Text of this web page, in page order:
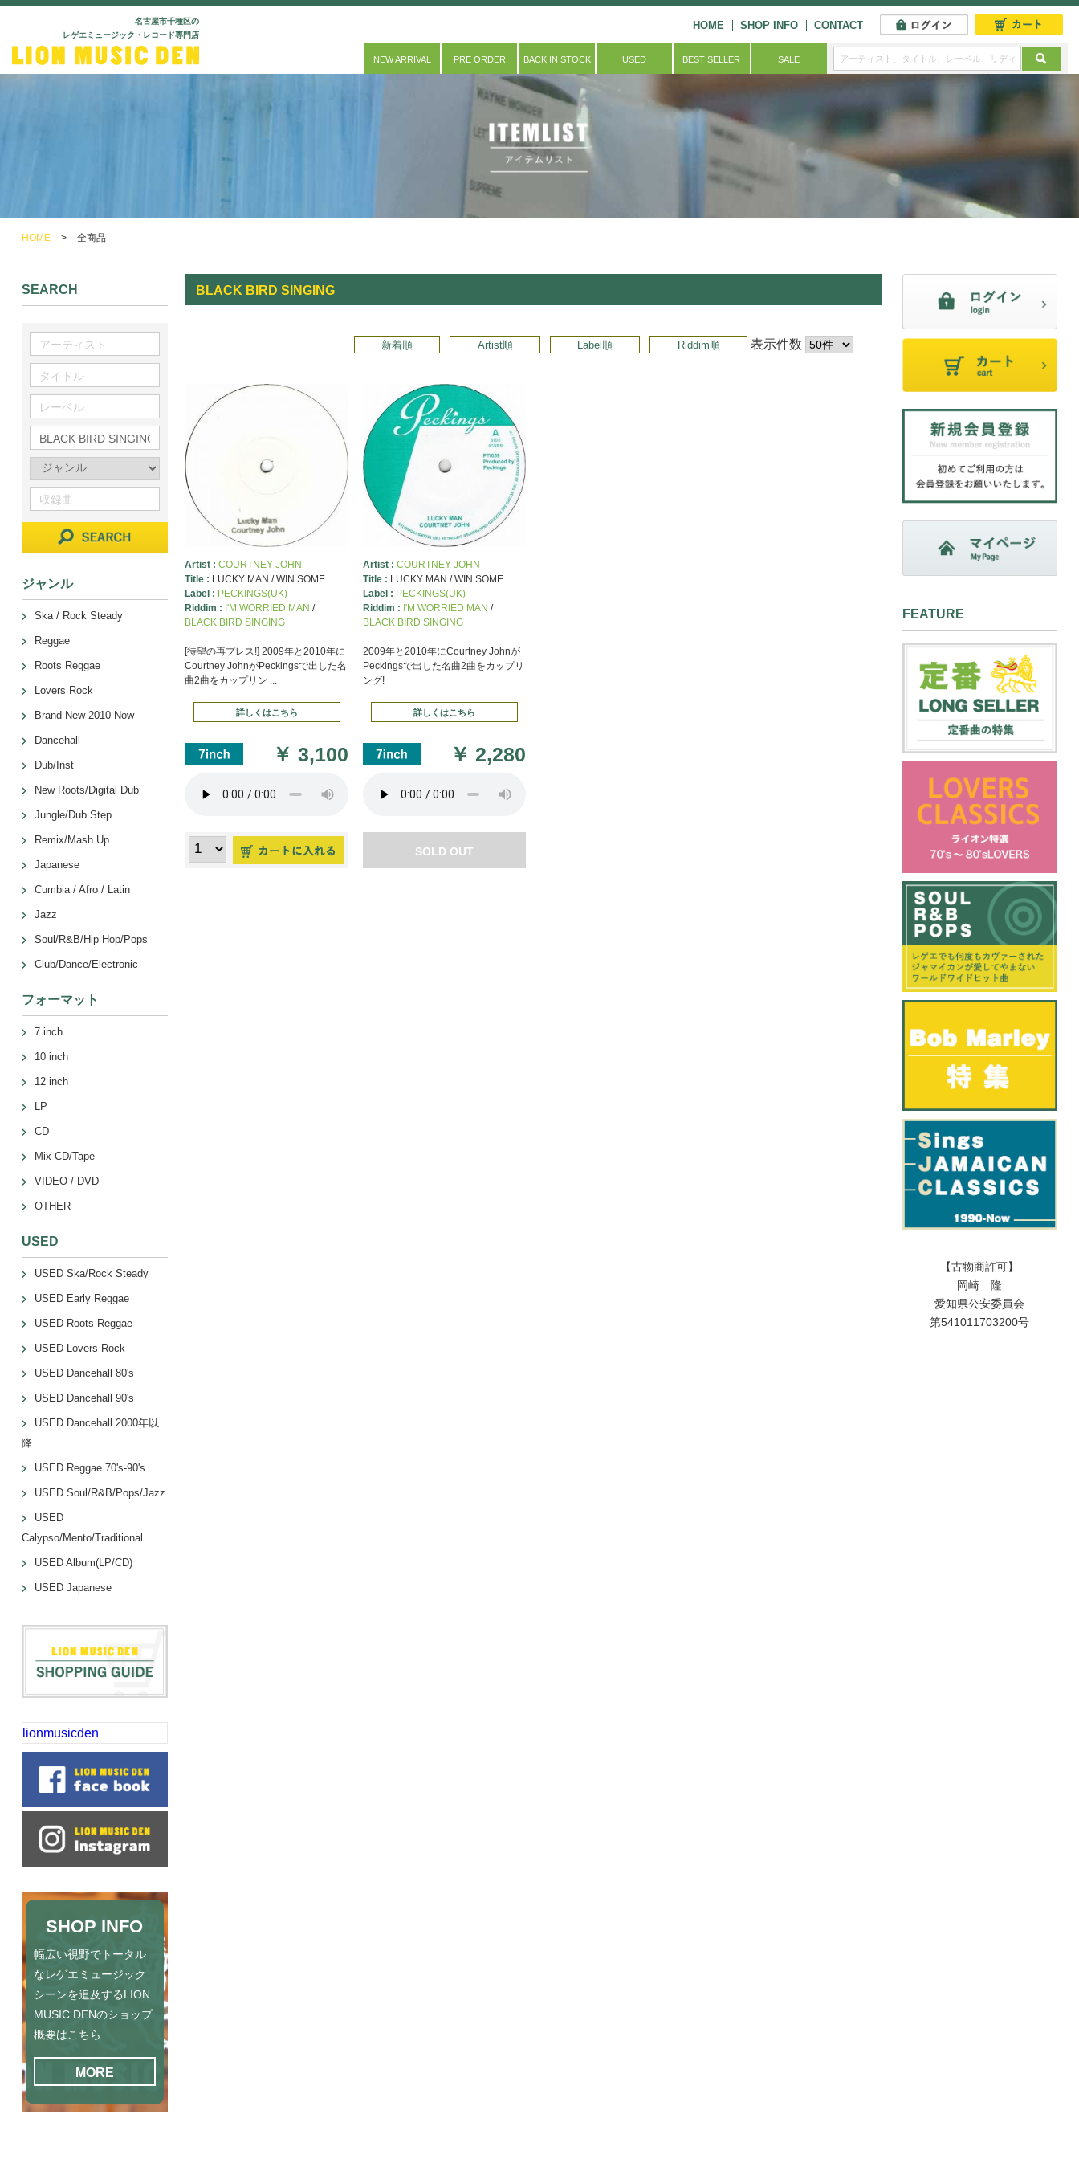
名古屋市千種区の
レゲエミュージック・レコード専門店
HOME SHOP INFO CONTACT
NEW ARRIVAL PRE ORDER BACK IN STOCK USED BEST SELLER SALE
HOME > 全商品
BLACK BIRD SINGING
新着順 Artist順 Label順 Riddim順 表示件数
Artist :COURTNEY JOHN
Title : LUCKY MAN / WIN SOME
Label : PECKINGS(UK)
Riddim : I'M WORRIED MAN /
BLACK BIRD SINGING
[待望の再プレス!] 2009年と2010年に
Courtney JohnがPeckingsで出した名
曲2曲をカップリン ...
詳しくはこちら
￥3,100
Artist : COURTNEY JOHN
Title : LUCKY MAN / WIN SOME
Label : PECKINGS(UK)
Riddim : I'M WORRIED MAN /
BLACK BIRD SINGING
2009年と2010年にCourtney Johnが
Peckingsで出した名曲2曲をカップリ
ング!
詳しくはこちら
￥2,280
SOLD OUT
SEARCH
ジャンル
Ska / Rock Steady
Reggae
Roots Reggae
Lovers Rock
Brand New 2010-Now
Dancehall
Dub/Inst
New Roots/Digital Dub
Jungle/Dub Step
Remix/Mash Up
Japanese
Cumbia / Afro / Latin
Jazz
Soul/R&B/Hip Hop/Pops
Club/Dance/Electronic
フォーマット
7 inch
10 inch
12 inch
LP
CD
Mix CD/Tape
VIDEO / DVD
OTHER
USED
USED Ska/Rock Steady
USED Early Reggae
USED Roots Reggae
USED Lovers Rock
USED Dancehall 80's
USED Dancehall 90's
USED Dancehall 2000年以
降
USED Reggae 70's-90's
USED Soul/R&B/Pops/Jazz
USED
Calypso/Mento/Traditional
USED Album(LP/CD)
USED Japanese
lionmusicden
SHOP INFO
幅広い視野でトータル
なレゲエミュージック
シーンを追及するLION
MUSIC DENのショップ
概要はこちら
MORE
FEATURE
【古物商許可】
岡崎 隆
愛知県公安委員会
第541011703200号